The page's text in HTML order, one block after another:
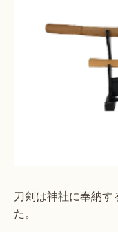
刀剣は神社に奉納
た。